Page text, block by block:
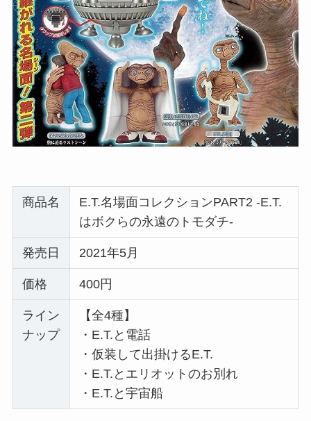
商品名
E.T.名場面コレクションPART2 -E.T.
はボクらの永遠のトモダチ-
発売日 2021年5月
価格 400円
ライン
ナップ
【全4種】
・E.T.と電話
・仮装して出掛けるE.T.
・E.T.とエリオットのお別れ
・E.T.と宇宙船